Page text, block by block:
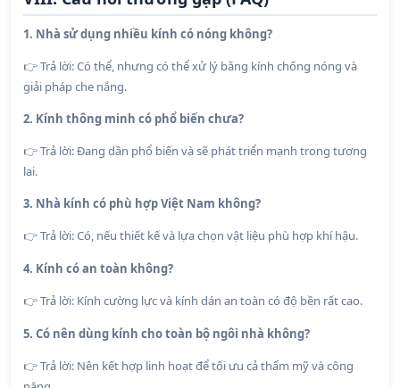
1. Nhà sử dụng nhiều kính có nóng không?
👉 Trả lời: Có thể, nhưng có thể xử lý bằng kính chống nóng và
giải pháp che nắng.
2. Kính thông minh có phổ biến chưa?
👉 Trả lời: Đang dần phổ biến và sẽ phát triển mạnh trong tương
lai.
3. Nhà kính có phù hợp Việt Nam không?
👉 Trả lời: Có, nếu thiết kế và lựa chọn vật liệu phù hợp khí hậu.
4. Kính có an toàn không?
👉 Trả lời: Kính cường lực và kính dán an toàn có độ bền rất cao.
5. Có nên dùng kính cho toàn bộ ngôi nhà không?
👉 Trả lời: Nên kết hợp linh hoạt để tối ưu cả thẩm mỹ và công